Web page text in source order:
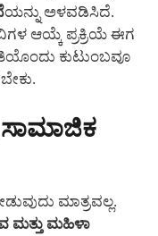
ಯನ್ನು ಅಳವಡಿಸಿದೆ.
ಆಯ್ಕೆ ಪ್ರಕ್ರಿಯೆ ಈಗ
ಕುಟುಂಬವೂ
ಮಾತ್ರವಲ್ಲ.
ಮತ್ತು ಮಹಿಳಾ